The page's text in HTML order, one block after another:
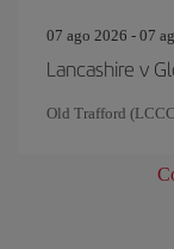
07 ago 2026 - 07
Lancashire v
Old Trafford